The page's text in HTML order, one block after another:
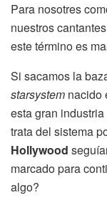
Para nosotres
nuestros
este término es
Si sacamos la
starsystem nacido
esta gran
trata del sistema
Hollywood
marcado para
algo?